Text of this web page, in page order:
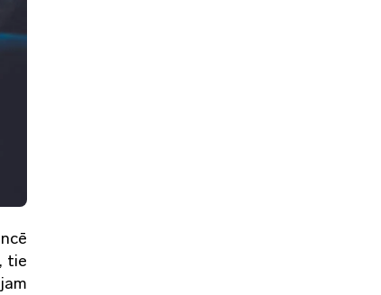
tie